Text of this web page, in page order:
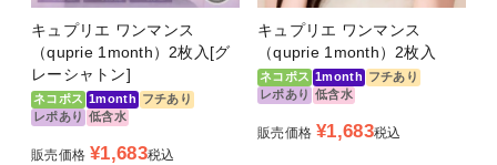
キュプリエ ワンマンス
（quprie 1month）2枚入[グ
レーシャトン]
ネコポス 1month フチあり
レポあり 低含水
販売価格 ¥1,683税込
キュプリエ ワンマンス
（quprie 1month）2枚入
ネコポス 1month フチあり
レポあり 低含水
販売価格 ¥1,683税込